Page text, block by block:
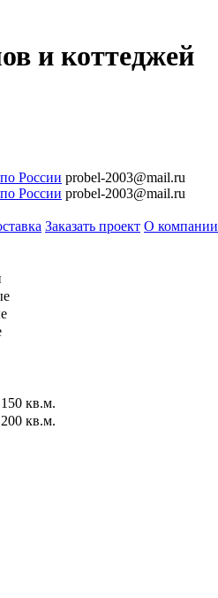
и коттеджей
России probel-2003@mail.ru
России probel-2003@mail.ru
Заказать проект О компании
кв.м.
кв.м.